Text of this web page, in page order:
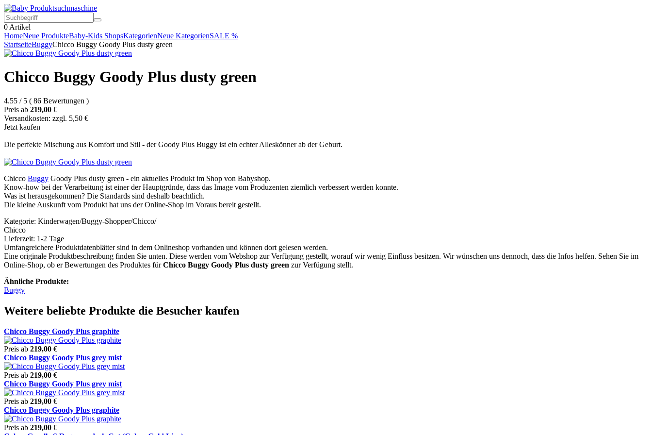
0 Artikel
HomeNeue ProdukteBaby-Kids ShopsKategorienNeue KategorienSALE %
StartseiteBuggyChicco Buggy Goody Plus dusty green
Chicco Buggy Goody Plus dusty green
4.55 / 5 ( 86 Bewertungen )
Preis ab 219,00 €
Versandkosten: zzgl. 5,50 €
Jetzt kaufen
Die perfekte Mischung aus Komfort und Stil - der Goody Plus Buggy ist ein echter Alleskönner ab der Geburt.
Chicco Buggy Goody Plus dusty green - ein aktuelles Produkt im Shop von Babyshop.
Know-how bei der Verarbeitung ist einer der Hauptgründe, dass das Image vom Produzenten ziemlich verbessert werden konnte.
Was ist herausgekommen? Die Standards sind deshalb beachtlich.
Die kleine Auskunft vom Produkt hat uns der Online-Shop im Voraus bereit gestellt.
Kategorie: Kinderwagen/Buggy-Shopper/Chicco/
Chicco
Lieferzeit: 1-2 Tage
Umfangreichere Produktdatenblätter sind in dem Onlineshop vorhanden und können dort gelesen werden.
Eine originale Produktbeschreibung finden Sie unten. Diese werden vom Webshop zur Verfügung gestellt, worauf wir wenig Einfluss besitzen. Wir wünschen uns dennoch, dass die Infos helfen. Sehen Sie im
Online-Shop, ob er Bewertungen des Produktes fürChicco Buggy Goody Plus dusty green zur Verfügung stellt.
Ähnliche Produkte:
Buggy
Weitere beliebte Produkte die Besucher kaufen
Chicco Buggy Goody Plus graphite
Preis ab 219,00 €
Chicco Buggy Goody Plus grey mist
Preis ab 219,00 €
Chicco Buggy Goody Plus grey mist
Preis ab 219,00 €
Chicco Buggy Goody Plus graphite
Preis ab 219,00 €